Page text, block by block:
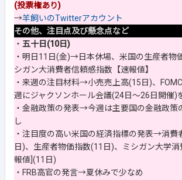
(投票権あり)
→羊飼いのTwitterアカウント
その他、注目点及び懸念点など
・ 五十日(10日)
・明日11日(金)→日本休場、米国の生産者物
シガン大消費者信頼感指数【速報値】
・来週の注目材料→小売売上高(15日)、
週にジャクソンホール会議(24日～26日開催)
・金融政策の発表→今週は主要国の金融政策
し
・注目度の高い米国の経済指標の発表→消費
日)、生産者物価指数(11日)、ミシガン大学
報値](11日)
・FRB高官の発言→夏休みで少なめ